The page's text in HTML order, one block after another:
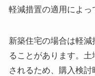
軽減措置の適用によっ
新築住宅の場合は軽
ることがあります。
されるため、購入検